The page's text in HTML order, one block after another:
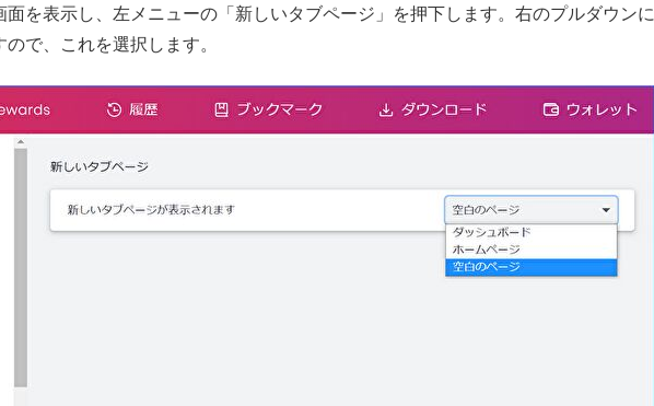
を表示し、左メニューの「新しいタブページ」を押下します。右のプルダウンに
で、これを選択します。